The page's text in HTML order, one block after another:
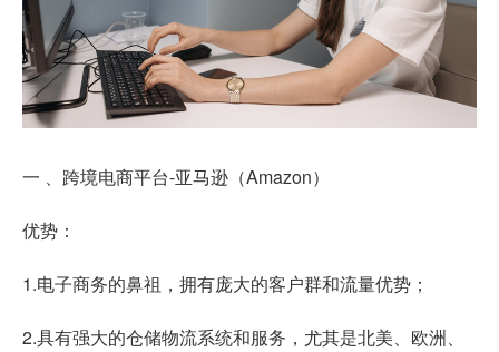
一 、跨境电商平台-亚马逊（Amazon）
优势：
1.电子商务的鼻祖，拥有庞大的客户群和流量优势；
2.具有强大的仓储物流系统和服务，尤其是北美、欧洲、